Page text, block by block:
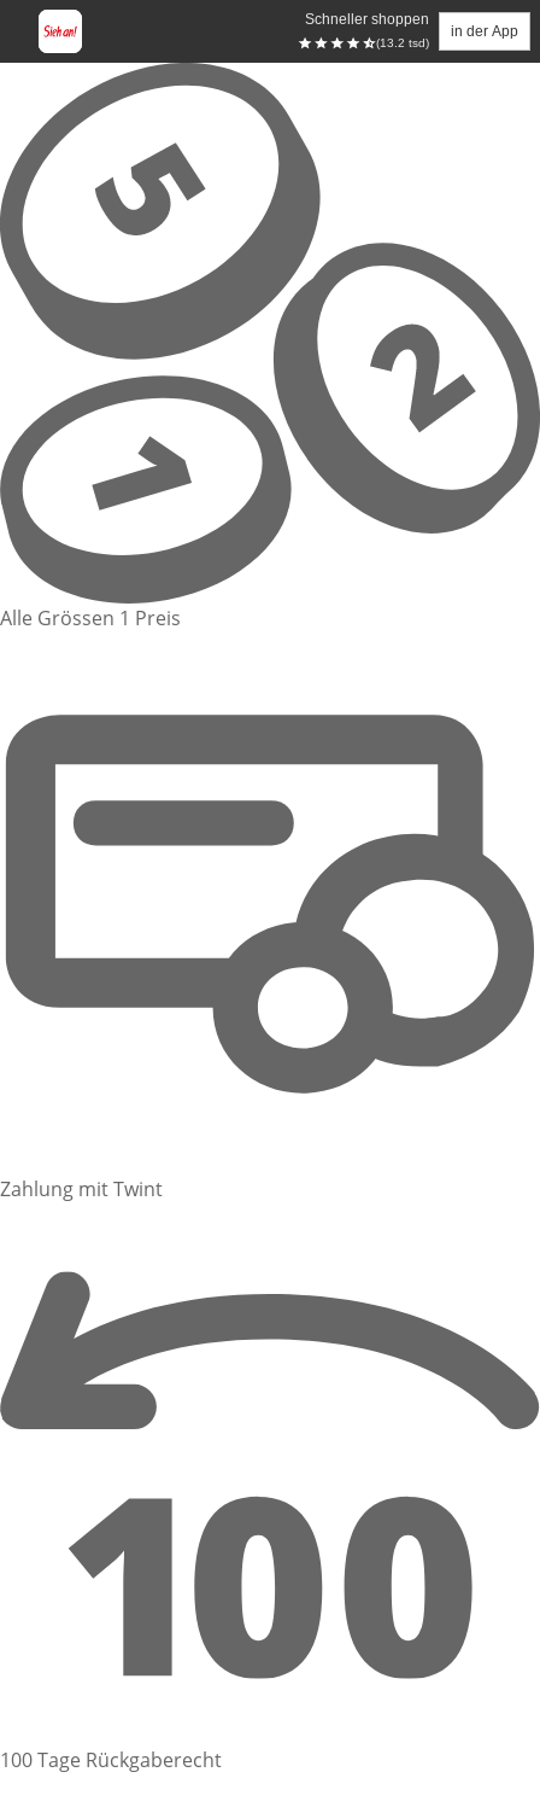
Schneller shoppen
(13.2 tsd)
in der App
Zum Hauptinhalt springen
Alle Grössen 1 Preis
Zahlung mit Twint
100 Tage Rückgaberecht